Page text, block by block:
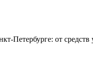
Петербурге: от